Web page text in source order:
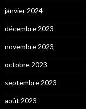
janvier 2024
décembre 2023
novembre 2023
octobre 2023
septembre 2023
août 2023